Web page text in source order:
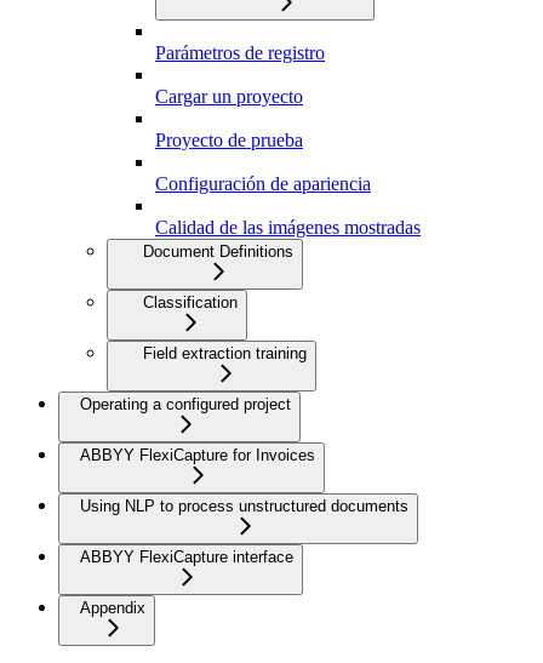
Parámetros de registro
Cargar un proyecto
Proyecto de prueba
Configuración de apariencia
Calidad de las imágenes mostradas
Document Definitions
Classification
Field extraction training
Operating a configured project
ABBYY FlexiCapture for Invoices
Using NLP to process unstructured documents
ABBYY FlexiCapture interface
Appendix